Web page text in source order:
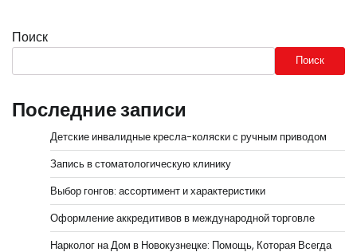
Поиск
Поиск
Последние записи
Детские инвалидные кресла-коляски с ручным приводом
Запись в стоматологическую клинику
Выбор гонгов: ассортимент и характеристики
Оформление аккредитивов в международной торговле
Нарколог на Дом в Новокузнецке: Помощь, Которая Всегда